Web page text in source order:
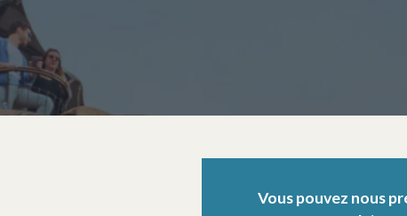
Vous pouvez nous